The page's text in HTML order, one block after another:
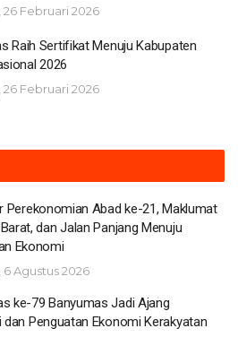
26 Februari 2026
Raih Sertifikat Menuju Kabupaten
2026
26 Februari 2026
Perekonomian Abad ke-21, Maklumat
dan Jalan Panjang Menuju
Ekonomi
6 Agustus 2026
ke-79 Banyumas Jadi Ajang
dan Penguatan Ekonomi Kerakyatan